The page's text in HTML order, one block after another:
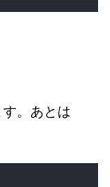
。あとは